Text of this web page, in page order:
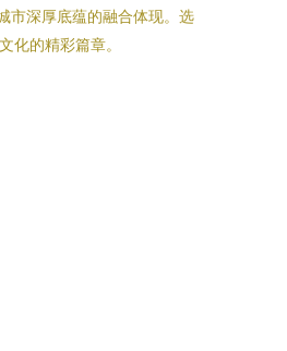
市深厚底蕴的融合体现。选
化的精彩篇章。